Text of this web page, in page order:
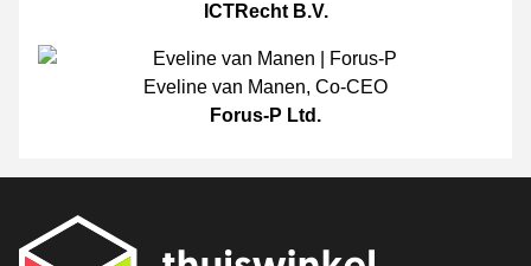
ICTRecht B.V.
Eveline van Manen, Co-CEO
Forus-P Ltd.